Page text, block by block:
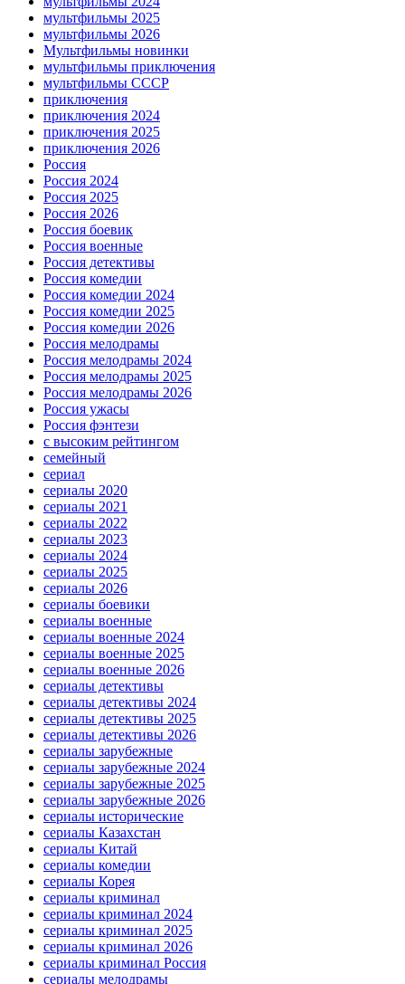
мультфильмы 2025
мультфильмы 2026
Мультфильмы новинки
мультфильмы приключения
мультфильмы СССР
приключения
приключения 2024
приключения 2025
приключения 2026
Россия
Россия 2024
Россия 2025
Россия 2026
Россия боевик
Россия военные
Россия детективы
Россия комедии
Россия комедии 2024
Россия комедии 2025
Россия комедии 2026
Россия мелодрамы
Россия мелодрамы 2024
Россия мелодрамы 2025
Россия мелодрамы 2026
Россия ужасы
Россия фэнтези
с высоким рейтингом
семейный
сериал
сериалы 2020
сериалы 2021
сериалы 2022
сериалы 2023
сериалы 2024
сериалы 2025
сериалы 2026
сериалы боевики
сериалы военные
сериалы военные 2024
сериалы военные 2025
сериалы военные 2026
сериалы детективы
сериалы детективы 2024
сериалы детективы 2025
сериалы детективы 2026
сериалы зарубежные
сериалы зарубежные 2024
сериалы зарубежные 2025
сериалы зарубежные 2026
сериалы исторические
сериалы Казахстан
сериалы Китай
сериалы комедии
сериалы Корея
сериалы криминал
сериалы криминал 2024
сериалы криминал 2025
сериалы криминал 2026
сериалы криминал Россия
сериалы мелодрамы